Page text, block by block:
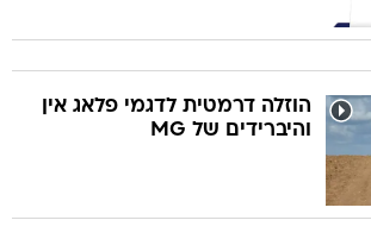
הוזלה דרמטית לדגמי פלאג אין
והיברידים של MG